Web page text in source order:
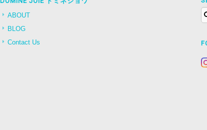
ABOUT
BLOG
Contact Us